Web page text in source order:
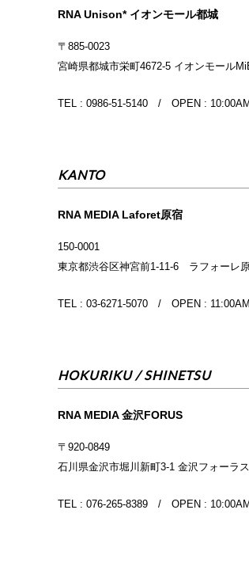
RNA Unison* イオンモール都城
〒885-0023
宮崎県都城市栄町4672-5 イオンモール
TEL : 0986-51-5140 / OPEN : 10:00AM
KANTO
RNA MEDIA Laforet原宿
150-0001
東京都渋谷区神宮前1-11-6 ラフォーレ
TEL : 03-6271-5070 / OPEN :
HOKURIKU / SHINETSU
RNA MEDIA 金沢FORUS
〒920-0849
石川県金沢市堀川新町3-1 金沢フォーラ
TEL : 076-265-8389 / OPEN :